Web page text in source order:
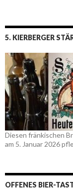
5. KIERBERGER
Diesen fränkischen
am 5. Januar 2026
OFFENES BIER-